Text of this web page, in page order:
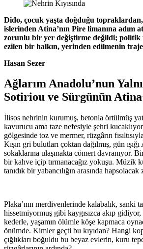
Dido, çocuk yaşta doğduğu
islerinden Atina’nın Pire limanına adım
zorunlu bir yer değiştirme değildi;
ezilen bir halkın, yerinden edilmenin
Hasan Sezer
Ağlarım Anadolu’nun
Sotiriou ve Sürgünün
İlisos nehrinin kurumuş, betonla örtülmüş
kavurucu ama taze nefesiyle şehri
gölgesinde toz ve mermer, rüzgârın
Kışın gri bulutları çoktan dağılmış, gün
sokaklarına ulaşmakta cömert davranıyor.
bir kahve içip tırmanacağız yokuşu. Müzik
tanıdık bir yabancılığın arasında
Plaka’nın merdivenlerinde kalabalık, sanki
hissetmiyormuş gibi kaygısızca akıp
kederle, yaşamın ölümle köşe kapmaca
önümde. Kimler geçti bu kıyıdan? Hangi
çığlıkları boğuldu bu beyaz evlerin, kuru